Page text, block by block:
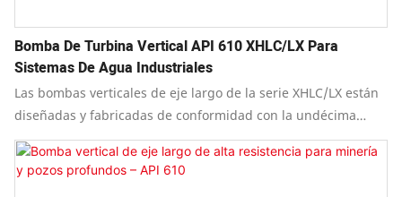
Bomba De Turbina Vertical API 610 XHLC/LX Para
Sistemas De Agua Industriales
Las bombas verticales de eje largo de la serie XHLC/LX están
diseñadas y fabricadas de conformidad con la undécima
edición de API 610 "Bombas centrífugas para las industrias
del petróleo, petroquímica y gas natural", al tiempo que
cumplen con los requisitos de diseño de las octava, novena y